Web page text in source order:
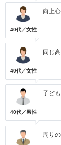
40代／女性
向上
40代／女性
同じ
40代／男性
子ど
周り